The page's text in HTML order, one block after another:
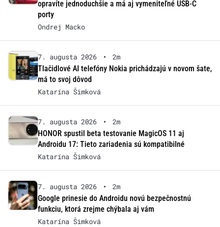
opravíte jednoduchšie a má aj vymeniteľné USB-C
porty
Ondrej Macko
7. augusta 2026 •
2m
Tlačidlové AI telefóny Nokia prichádzajú v novom šate,
má to svoj dôvod
Katarína Šimková
7. augusta 2026 •
2m
HONOR spustil beta testovanie MagicOS 11 aj
Androidu 17: Tieto zariadenia sú kompatibilné
Katarína Šimková
7. augusta 2026 •
2m
Google prinesie do Androidu novú bezpečnostnú
funkciu, ktorá zrejme chýbala aj vám
Katarína Šimková